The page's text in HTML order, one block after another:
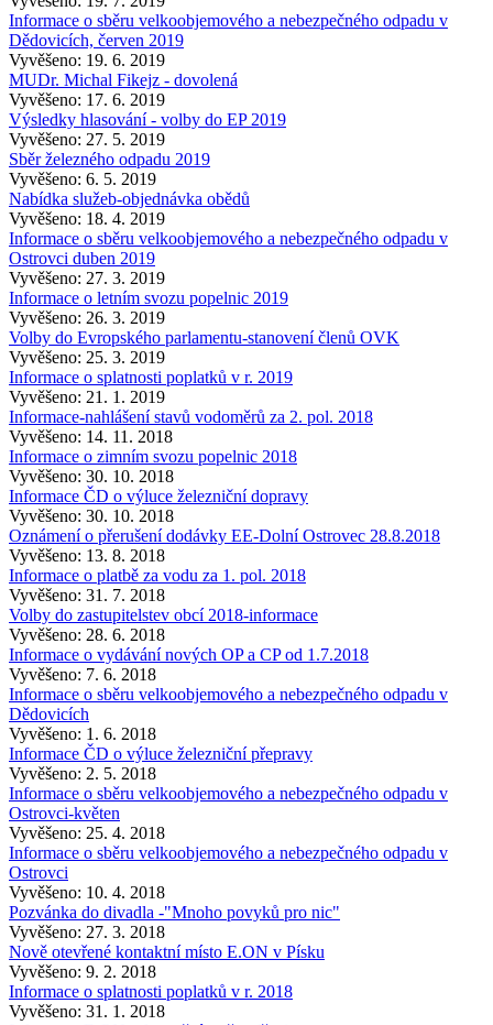
Informace o sběru velkoobjemového a nebezpečného odpadu v
Dědovicích, červen 2019
Vyvěšeno: 19. 6. 2019
MUDr. Michal Fikejz - dovolená
Vyvěšeno: 17. 6. 2019
Výsledky hlasování - volby do EP 2019
Vyvěšeno: 27. 5. 2019
Sběr železného odpadu 2019
Vyvěšeno: 6. 5. 2019
Nabídka služeb-objednávka obědů
Vyvěšeno: 18. 4. 2019
Informace o sběru velkoobjemového a nebezpečného odpadu v
Ostrovci duben 2019
Vyvěšeno: 27. 3. 2019
Informace o letním svozu popelnic 2019
Vyvěšeno: 26. 3. 2019
Volby do Evropského parlamentu-stanovení členů OVK
Vyvěšeno: 25. 3. 2019
Informace o splatnosti poplatků v r. 2019
Vyvěšeno: 21. 1. 2019
Informace-nahlášení stavů vodoměrů za 2. pol. 2018
Vyvěšeno: 14. 11. 2018
Informace o zimním svozu popelnic 2018
Vyvěšeno: 30. 10. 2018
Informace ČD o výluce železniční dopravy
Vyvěšeno: 30. 10. 2018
Oznámení o přerušení dodávky EE-Dolní Ostrovec 28.8.2018
Vyvěšeno: 13. 8. 2018
Informace o platbě za vodu za 1. pol. 2018
Vyvěšeno: 31. 7. 2018
Volby do zastupitelstev obcí 2018-informace
Vyvěšeno: 28. 6. 2018
Informace o vydávání nových OP a CP od 1.7.2018
Vyvěšeno: 7. 6. 2018
Informace o sběru velkoobjemového a nebezpečného odpadu v
Dědovicích
Vyvěšeno: 1. 6. 2018
Informace ČD o výluce železniční přepravy
Vyvěšeno: 2. 5. 2018
Informace o sběru velkoobjemového a nebezpečného odpadu v
Ostrovci-květen
Vyvěšeno: 25. 4. 2018
Informace o sběru velkoobjemového a nebezpečného odpadu v
Ostrovci
Vyvěšeno: 10. 4. 2018
Pozvánka do divadla -"Mnoho povyků pro nic"
Vyvěšeno: 27. 3. 2018
Nově otevřené kontaktní místo E.ON v Písku
Vyvěšeno: 9. 2. 2018
Informace o splatnosti poplatků v r. 2018
Vyvěšeno: 31. 1. 2018